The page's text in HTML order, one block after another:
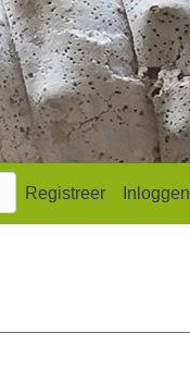
Registreer Inloggen